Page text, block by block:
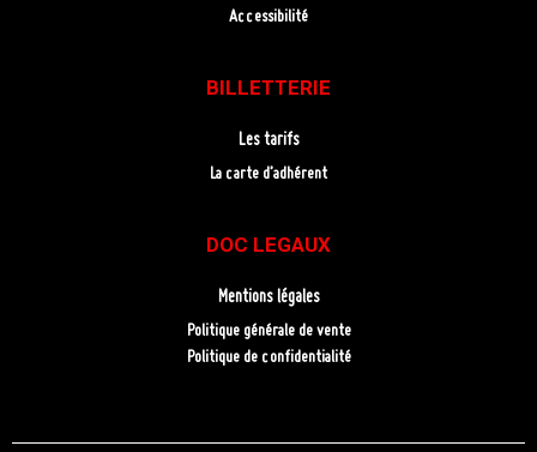
Accessibilité
BILLETTERIE
Les tarifs
La carte d’adhérent
DOC LEGAUX
Mentions légales
Politique générale de vente
Politique de confidentialité